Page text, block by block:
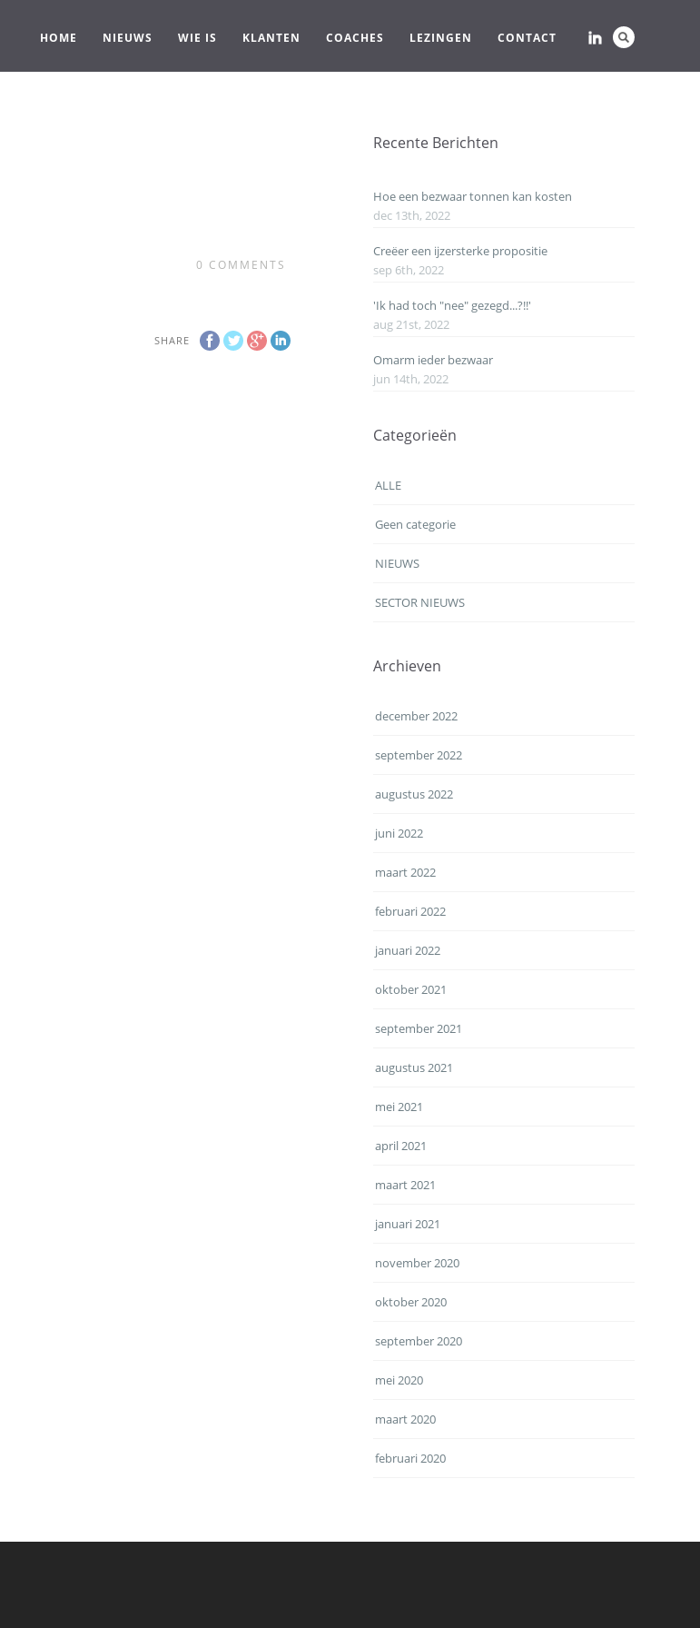
HOME NIEUWS WIE IS KLANTEN COACHES LEZINGEN CONTACT
0 COMMENTS
SHARE
Recente Berichten
Hoe een bezwaar tonnen kan kosten
dec 13th, 2022
Creëer een ijzersterke propositie
sep 6th, 2022
'Ik had toch "nee" gezegd...?!!'
aug 21st, 2022
Omarm ieder bezwaar
jun 14th, 2022
Categorieën
ALLE
Geen categorie
NIEUWS
SECTOR NIEUWS
Archieven
december 2022
september 2022
augustus 2022
juni 2022
maart 2022
februari 2022
januari 2022
oktober 2021
september 2021
augustus 2021
mei 2021
april 2021
maart 2021
januari 2021
november 2020
oktober 2020
september 2020
mei 2020
maart 2020
februari 2020